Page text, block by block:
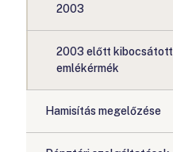
2003
2003 előtt kibocsátott
emlékérmék
Hamisítás megelőzése